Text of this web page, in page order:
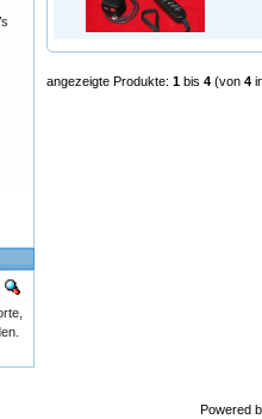
angezeigte Produkte: 1 bis 4 (von 4
Powered